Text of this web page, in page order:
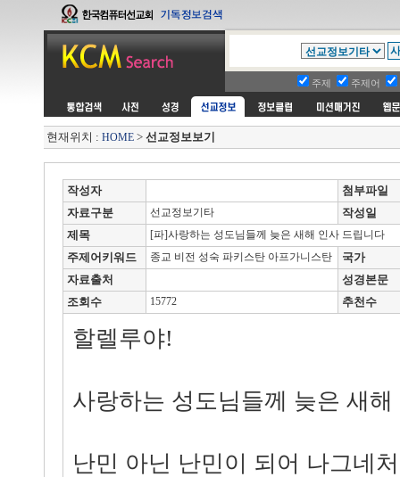
주제 주제어
현재위치 : HOME > 선교정보보기
작성자
첨부파일
자료구분
선교정보기타
작성일
제목
[파]사랑하는 성도님들께 늦은 새해 인사 드립니다
주제어키워드 종교 비전 성숙 파키스탄 아프가니스탄
국가
자료출처
성경본문
조회수
15772 추천수
할렐루야!
사랑하는 성도님들께 늦은 새
난민 아닌 난민이 되어 나그네